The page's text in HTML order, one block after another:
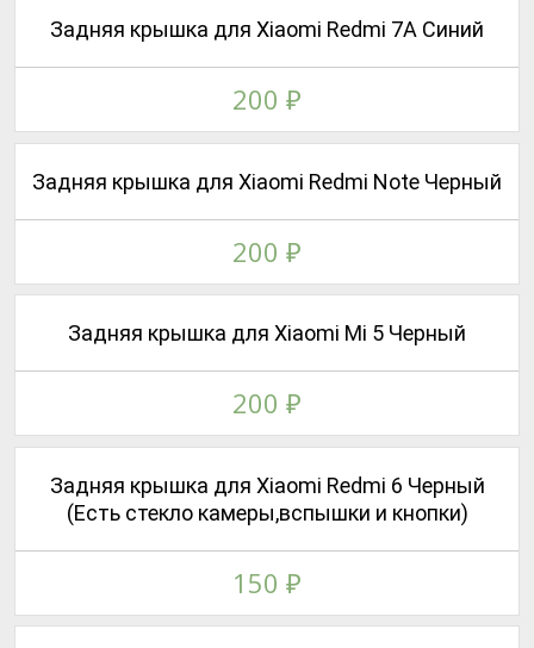
Задняя крышка для Xiaomi Redmi 6 Черный
(Есть стекло камеры,вспышки и кнопки)
150 ₽
Задняя крышка для Xiaomi Mi 5 Черный
200 ₽
Задняя крышка для Xiaomi Redmi Note Черный
200 ₽
Задняя крышка для Xiaomi Redmi 7A Синий
200 ₽